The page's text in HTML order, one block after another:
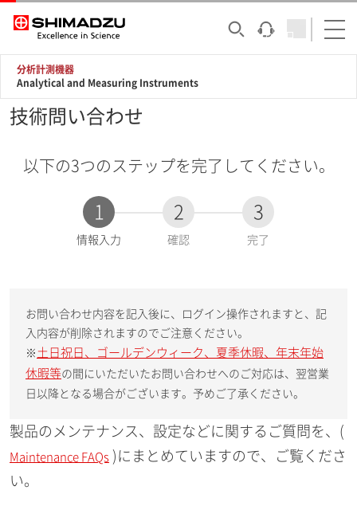
分析計測機器
Analytical and Measuring Instruments
技術問い合わせ
以下の3つのステップを完了してください。
1
現
情報入力
2
確認
3
完了
お問い合わせ内容を記入後に、ログイン操作されますと、記
入内容が削除されますのでご注意ください。
※ 土日祝日、ゴールデンウィーク、夏季休暇、年末年始
休暇等の間にいただいたお問い合わせへのご対応は、翌営業
日以降となる場合がございます。予めご了承ください。
製品のメンテナンス、設定などに関するご質問を、(
Maintenance FAQs )にまとめていますので、ご覧くださ
い。